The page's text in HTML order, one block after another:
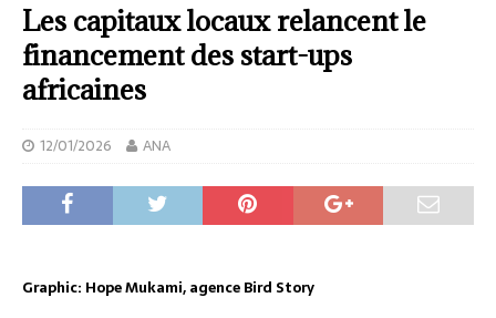
Les capitaux locaux relancent le
financement des start-ups
africaines
12/01/2026 ANA
Graphic: Hope Mukami, agence Bird Story